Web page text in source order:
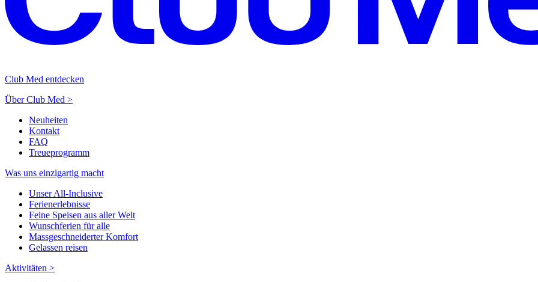
Club Med entdecken
Über Club Med >
Neuheiten
Kontakt
FAQ
Treueprogramm
Was uns einzigartig macht
Unser All-Inclusive
Ferienerlebnisse
Feine Speisen aus aller Welt
Wunschferien für alle
Massgeschneiderter Komfort
Gelassen reisen
Aktivitäten >